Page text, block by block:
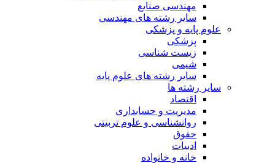
مهندسی صنایع
سایر رشته های مهندسی
علوم پایه و پزشکی
پزشکی
زیست شناسی
شیمی
سایر رشته های علوم پایه
سایر رشته ها
اقتصاد
مدیریت و حسابداری
روانشناسی و علوم تربیتی
حقوق
ادبیات
خانه و خانواده